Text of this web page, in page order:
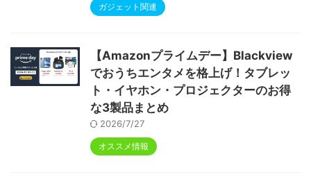
ガジェット関連
【Amazonプライムデー】Blackview
でおうちエンタメを格上げ！タブレッ
ト・イヤホン・プロジェクターのお得
な3製品まとめ
2026/7/27
オススメ情報